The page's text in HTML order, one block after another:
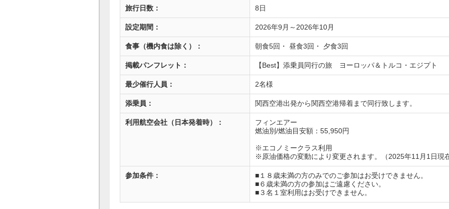
旅行日数： 8日
設定期間： 2026年9月～2026年10月
食事（機内食は除く）： 朝食5回・ 昼食3回・ 夕食3回
掲載パンフレット： 【Best】添乗員同行の旅 ヨーロッパ＆トルコ・エジプト
最少催行人員： 2名様
添乗員： 関西空港出発から関西空港帰着まで同行致します。
利用航空会社（日本発着時）：
フィンエアー
燃油別/燃油目安額：55,950円
※エコノミークラス利用
※原油価格の変動により変更されます。（2025年11月1日現
参加条件：
■１８歳未満の方のみでのご参加はお受けできません。
■６歳未満の方の参加はご遠慮ください。
■３名１室利用はお受けできません。